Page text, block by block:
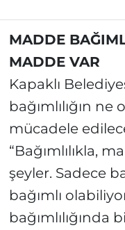
MADDE
MADDE VAR
Kapaklı
bağımlılığın
mücadele
“Bağımlılıkla,
şeyler. Sadece
bağımlı
bağımlılığında